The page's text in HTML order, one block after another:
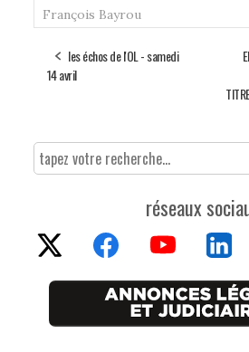
François Bayrou
les échos de l'OL - samedi
14 avril
réseaux